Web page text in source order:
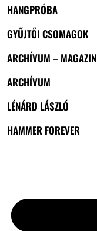
HANGPRÓBA
GYŰJTŐI CSOMAGOK
ARCHÍVUM – MAGAZIN
ARCHÍVUM
LÉNÁRD LÁSZLÓ
HAMMER FOREVER